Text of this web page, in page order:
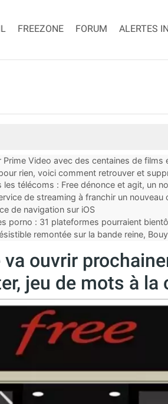
FREEZONE FORUM ALERTES
Prime Video avec des centaines de films
rien, voici comment retrouver et
les télécoms : Free dénonce et agit, un
de streaming à franchir un nouveau
de navigation sur iOS
porno : 31 plateformes pourraient
remontée sur la bande reine,
va ouvrir
jeu de mots à la